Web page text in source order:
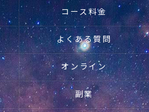
コース料金
よくある質問
オンライン
副業